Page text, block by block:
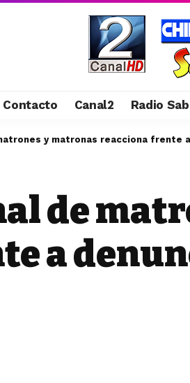
Contacto Canal2 Radio
y matronas reacciona frente a
de
a